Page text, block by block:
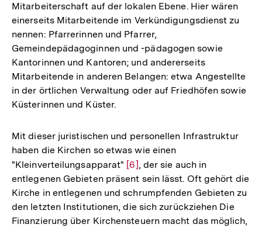
Mitarbeiterschaft auf der lokalen Ebene. Hier wären
einerseits Mitarbeitende im Verkündigungsdienst zu
nennen: Pfarrerinnen und Pfarrer,
Gemeindepädagoginnen und -pädagogen sowie
Kantorinnen und Kantoren; und andererseits
Mitarbeitende in anderen Belangen: etwa Angestellte
in der örtlichen Verwaltung oder auf Friedhöfen sowie
Küsterinnen und Küster.
Mit dieser juristischen und personellen Infrastruktur
haben die Kirchen so etwas wie einen
"Kleinverteilungsapparat" Zur
Auflösung
der
Fußnote
[6] , der sie auch in
entlegenen Gebieten präsent sein lässt. Oft gehört die
Kirche in entlegenen und schrumpfenden Gebieten zu
den letzten Institutionen, die sich zurückziehen Die
Finanzierung über Kirchensteuern macht das möglich,